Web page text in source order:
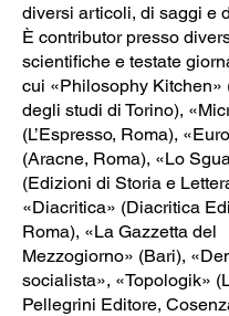
diversi articoli, di saggi e
È contributor presso
scientifiche e testate
cui «Philosophy Kitchen»
degli studi di Torino),
(L’Espresso, Roma),
(Aracne, Roma), «Lo
(Edizioni di Storia e
«Diacritica» (Diacritica
Roma), «La Gazzetta del
Mezzogiorno» (Bari),
socialista», «Topologik»
Pellegrini Editore,